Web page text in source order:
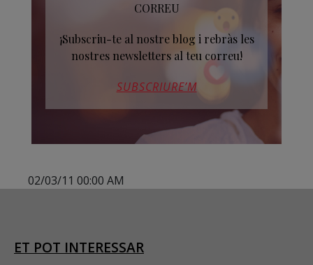
CORREU
¡Subscriu-te al nostre blog i rebràs les
nostres newsletters al teu correu!
SUBSCRIURE’M
02/03/11 00:00 AM
ET POT INTERESSAR